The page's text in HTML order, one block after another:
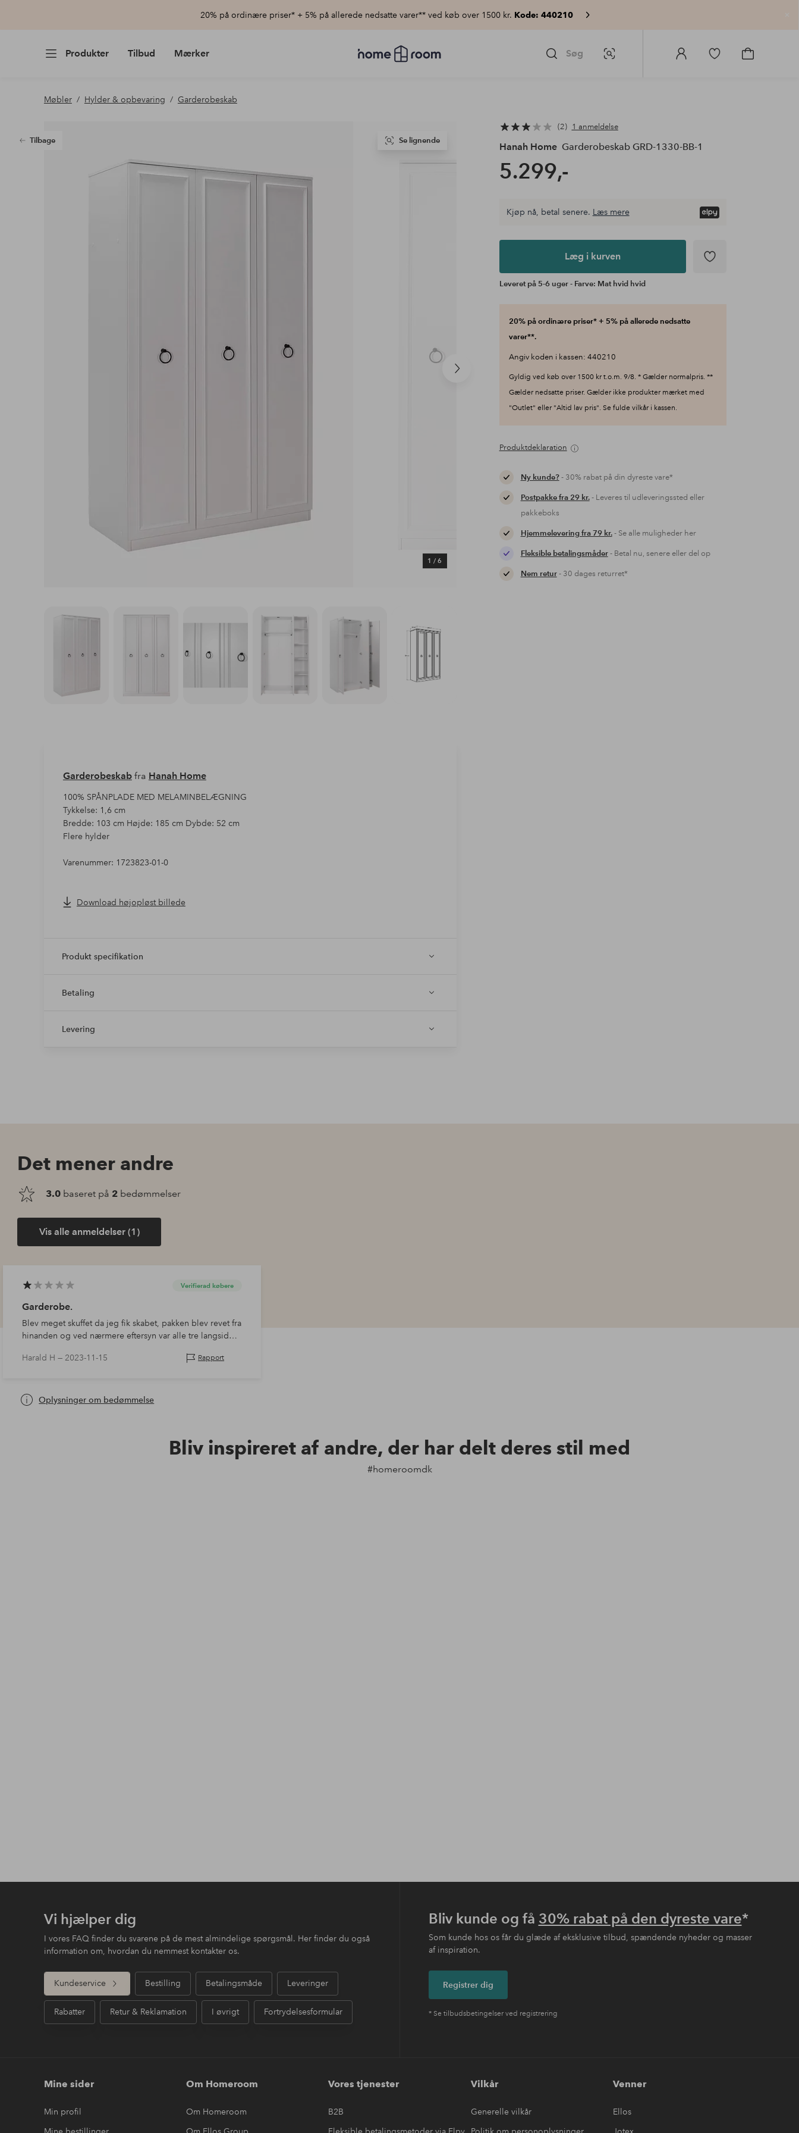
20% på ordinære priser* + 5% på allerede nedsatte varer** ved køb over 1500 kr. Kode: 440210
Produkter Tilbud Mærker
Homeroom
–
Søg Billedsøgning
Log
Gå
Gå
Møbler Hylder & opbevaring Garderobeskab
Tilbage
Næste
1 / 6
Se lignende
2 1 anmeldelse
Hanah Home Garderobeskab GRD-1330-BB-1
5.299,-
Kjøp nå, betal senere. Læs mere
Læg i kurven
Leveret på 5-6 uger - Farve: Mat hvid hvid
20% på ordinære priser* + 5% på allerede nedsatte
varer**.
Angiv koden i kassen: 440210
Gyldig ved køb over 1500 kr t.o.m. 9/8. * Gælder normalpris. **
Gælder nedsatte priser. Gælder ikke produkter mærket med
"Outlet" eller "Altid lav pris". Se fulde vilkår i kassen.
Produktdeklaration
Ny kunde?- 30% rabat på din dyreste vare*
Postpakke fra 29 kr.- Leveres til udleveringssted eller
pakkeboks
Hjemmelevering fra 79 kr.- Se alle muligheder her
Fleksible betalingsmåder- Betal nu, senere eller del op
Nem retur- 30 dages returret*
Garderobeskabfra Hanah Home
100% SPÅNPLADE MED MELAMINBELÆGNING
Tykkelse: 1,6 cm
Bredde: 103 cm Højde: 185 cm Dybde: 52 cm
Flere hylder
Varenummer: 1723823-01-0
Download højopløst billede
Produkt specifikation
Betaling
Levering
Det mener andre
3.0 baseret på 2 bedømmelser
Vis alle anmeldelser (1)
Verifierad købere
Garderobe.
Blev meget skuffet da jeg fik skabet, pakken blev revet fra
hinanden og ved nærmere eftersyn var alle tre langsider
ind på hjemmevæ…
Harald H —2023-11-15 Rapport
Oplysninger om bedømmelse
Bliv inspireret af andre, der har delt deres stil med
#homeroomdk
Vi hjælper dig
I vores FAQ finder du svarene på de mest almindelige spørgsmål. Her finder du også
information om, hvordan du nemmest kontakter os.
Kundeservice Bestilling Betalingsmåde Leveringer
Rabatter Retur & Reklamation I øvrigt Fortrydelsesformular
Bliv kunde og få 30% rabat på den dyreste vare*
Som kunde hos os får du glæde af eksklusive tilbud, spændende nyheder og masser
af inspiration.
Registrer dig
* Se tilbudsbetingelser ved registrering
Mine sider
Min profil
Om Homeroom
Om Homeroom
Vores tjenester
B2B
Vilkår
Generelle vilkår
Venner
Ellos